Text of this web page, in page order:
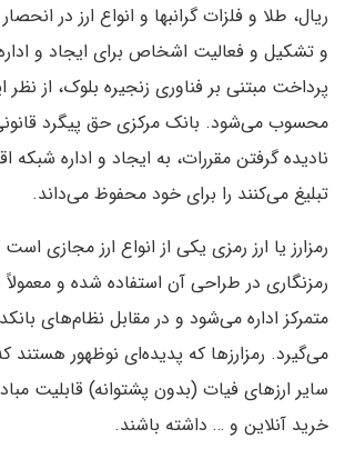
ریال، طلا و فلزات گرانبها و انواع ارز در
و تشکیل و فعالیت اشخاص برای ایجاد و
پرداخت مبتنی بر فناوری زنجیره بلوک، از نظر
محسوب می‌شود. بانک مرکزی حق پیگرد
نادیده گرفتن مقررات، به ایجاد و اداره شبکه
تبلیغ می‌کنند را برای خود محفوظ می‌داند.
رمزارز یا ارز رمزی یکی از انواع ارز مجازی
رمزنگاری در طراحی آن استفاده شده و
متمرکز اداره می‌شود و در مقابل نظام‌های
می‌گیرد. رمزارزها که پدیده‌ای نوظهور هستند
سایر ارزهای فیات (بدون پشتوانه) قابلیت
خرید آنلاین و … داشته باشند.